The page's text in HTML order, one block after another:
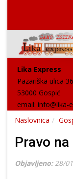
Lika Express
Pazariška ulica 36
53000 Gospić
email: info@lika-
Naslovnica
Pravo
Objavljeno: 28/